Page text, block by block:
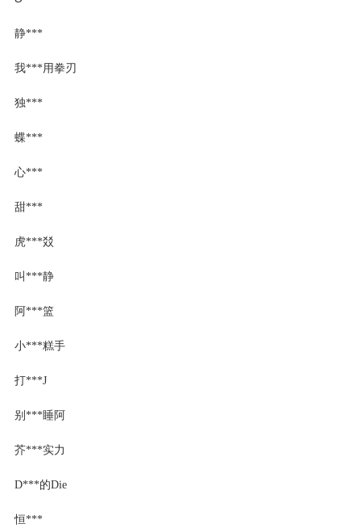
静***
我***用拳刃
独***
蝶***
心***
甜***
虎***㸚
叫***静
阿***篮
小***糕手
打***J
别***睡阿
芥***实力
D***的Die
恒***